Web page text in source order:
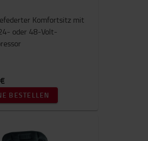
Komfortsitz mit
oder 48-Volt-
BESTELLEN